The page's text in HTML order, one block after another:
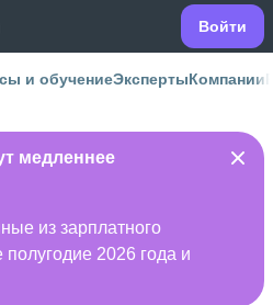
Войти
и обучениеЭкспертыКомпании
медленнее
из зарплатного
полугодие 2026 года и